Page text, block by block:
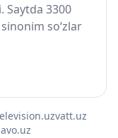
Saytda 3300
so‘zlar
vatt.uz